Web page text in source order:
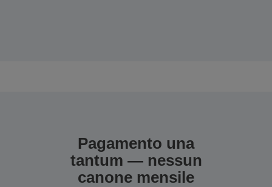
Pagamento una
tantum — nessun
canone mensile